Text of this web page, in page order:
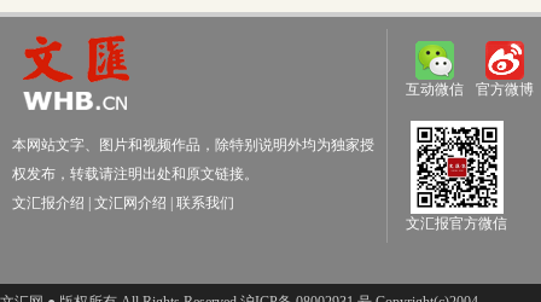
本网站文字、图片和视频作品，除特别说明外均为独家授
权发布，转载请注明出处和原文链接。
文汇报介绍
文汇网介绍 联系我们
互动微信 官方微博
文汇报官方微信